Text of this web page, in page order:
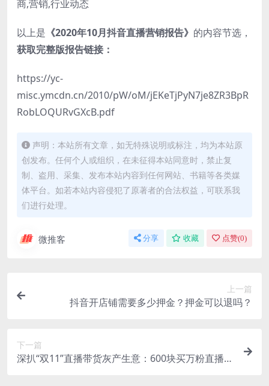
以上是 《2020年10月抖音直播营销报告》 的内容节选，
获取完整版报告链接：
https://yc-
misc.ymcdn.cn/2010/pW/oM/jEKeTjPyN7je8ZR3BpR
RobLOQURvGXcB.pdf
声明：本站所有文章，如无特殊说明或标注，均为本站原
创发布。任何个人或组织，在未征得本站同意时，禁止复
制、盗用、采集、发布本站内容到任何网站、书籍等各类媒
体平台。如若本站内容侵犯了原著者的合法权益，可联系我
们进行处理。
微推客 分享 收藏 点赞(0)
上一篇
抖音开店铺需要多少押金？押金可以退吗？
下一篇
深扒“双11”直播带货灰产生意：600块买万粉直播